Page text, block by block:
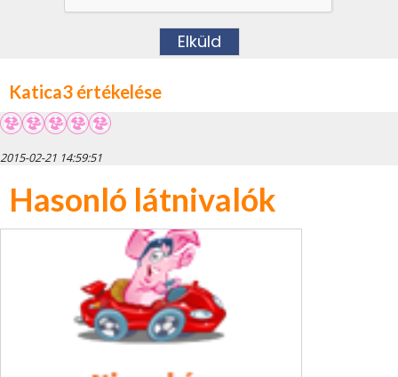
Katica3 értékelése
2015-02-21 14:59:51
Hasonló látnivalók